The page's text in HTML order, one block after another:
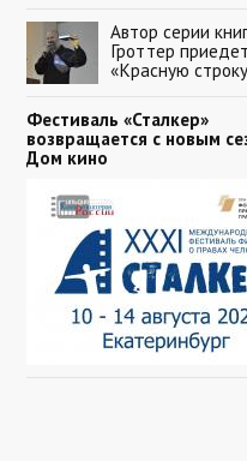
Автор серии
Гроттер
«Красную
Фестиваль «Сталкер»
возвращается с новым
Дом кино